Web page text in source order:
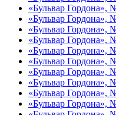
«Бульвар Гордона»,
«Бульвар Гордона»,
«Бульвар Гордона»,
«Бульвар Гордона»,
«Бульвар Гордона»,
«Бульвар Гордона»,
«Бульвар Гордона»,
«Бульвар Гордона»,
«Бульвар Гордона»,
«Бульвар Гордона»,